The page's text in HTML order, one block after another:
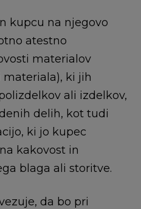
kupcu na njegovo
atestno
materialov
ki jih
ali izdelkov,
delih, kot tudi
ki jo kupec
kakovost in
blaga ali storitve.
da bo pri